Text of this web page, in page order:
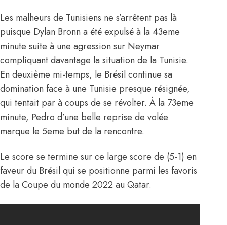
Les malheurs de Tunisiens ne s’arrêtent pas là
puisque Dylan Bronn a été expulsé à la 43eme
minute suite à une agression sur Neymar
compliquant davantage la situation de la Tunisie.
En deuxième mi-temps, le Brésil continue sa
domination face à une Tunisie presque résignée,
qui tentait par à coups de se révolter. À la 73eme
minute, Pedro d’une belle reprise de volée
marque le 5eme but de la rencontre.
Le score se termine sur ce large score de (5-1) en
faveur du Brésil qui se positionne parmi les favoris
de la Coupe du monde 2022 au Qatar.